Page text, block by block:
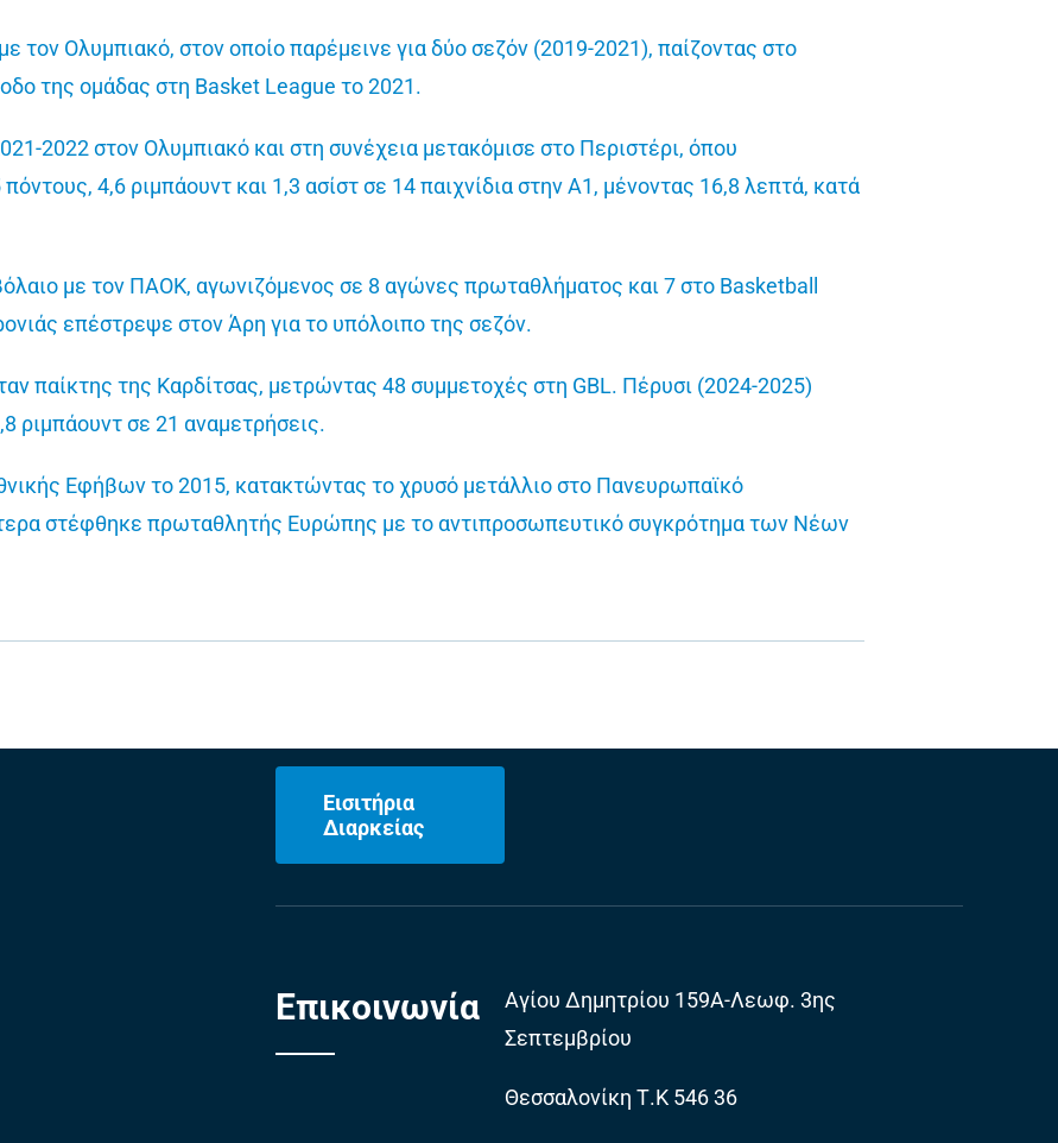
τον Ολυμπιακό, στον οποίο παρέμεινε για δύο σεζόν (2019-2021), παίζοντας στο
της ομάδας στη Basket League το 2021.
2022 στον Ολυμπιακό και στη συνέχεια μετακόμισε στο Περιστέρι, όπου
4,6 ριμπάουντ και 1,3 ασίστ σε 14 παιχνίδια στην Α1, μένοντας 16,8 λεπτά, κατά
με τον ΠΑΟΚ, αγωνιζόμενος σε 8 αγώνες πρωταθλήματος και 7 στο Basketball
επέστρεψε στον Άρη για το υπόλοιπο της σεζόν.
παίκτης της Καρδίτσας, μετρώντας 48 συμμετοχές στη GBL. Πέρυσι (2024-2025)
ριμπάουντ σε 21 αναμετρήσεις.
Εφήβων το 2015, κατακτώντας το χρυσό μετάλλιο στο Πανευρωπαϊκό
στέφθηκε πρωταθλητής Ευρώπης με το αντιπροσωπευτικό συγκρότημα των Νέων
Εισιτήρια
Διαρκείας
Επικοινωνία
Αγίου Δημητρίου 159Α-Λεωφ. 3ης
Σεπτεμβρίου
Θεσσαλονίκη Τ.Κ 546 36